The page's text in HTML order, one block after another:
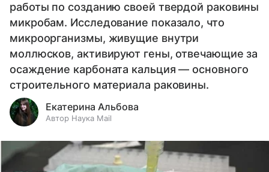
работы по созданию своей твердой раковины
микробам. Исследование показало, что
микроорганизмы, живущие внутри
моллюсков, активируют гены, отвечающие за
осаждение карбоната кальция — основного
строительного материала раковины.
Екатерина Альбова
Автор Наука Mail